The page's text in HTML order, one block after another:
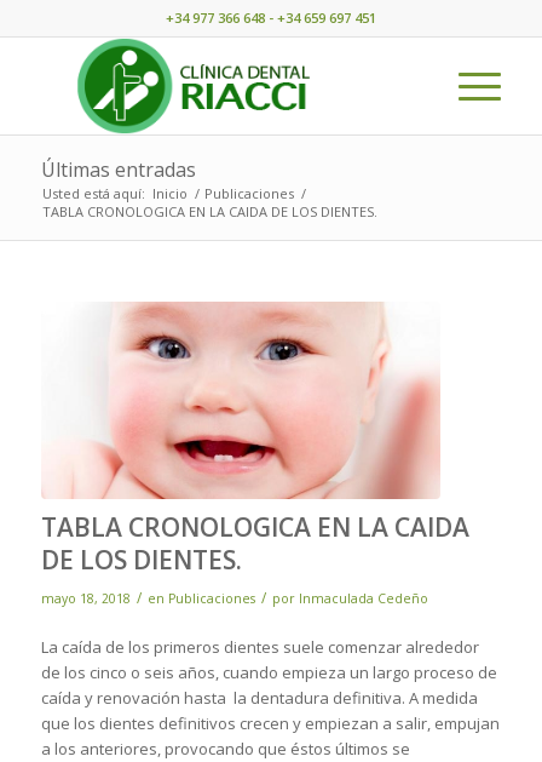
+34 977 366 648 - +34 659 697 451
Últimas entradas
Usted está aquí: Inicio / Publicaciones /
TABLA CRONOLOGICA EN LA CAIDA DE LOS DIENTES.
TABLA CRONOLOGICA EN LA CAIDA
DE LOS DIENTES.
mayo 18, 2018 / en Publicaciones / por Inmaculada Cedeño
La caída de los primeros dientes suele comenzar alrededor
de los cinco o seis años, cuando empieza un largo proceso de
caída y renovación hasta la dentadura definitiva. A medida
que los dientes definitivos crecen y empiezan a salir, empujan
a los anteriores, provocando que éstos últimos se